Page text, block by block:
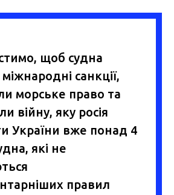
щоб судна
санкції,
морське право та
війну, яку росія
України вже понад 4
які не
правил